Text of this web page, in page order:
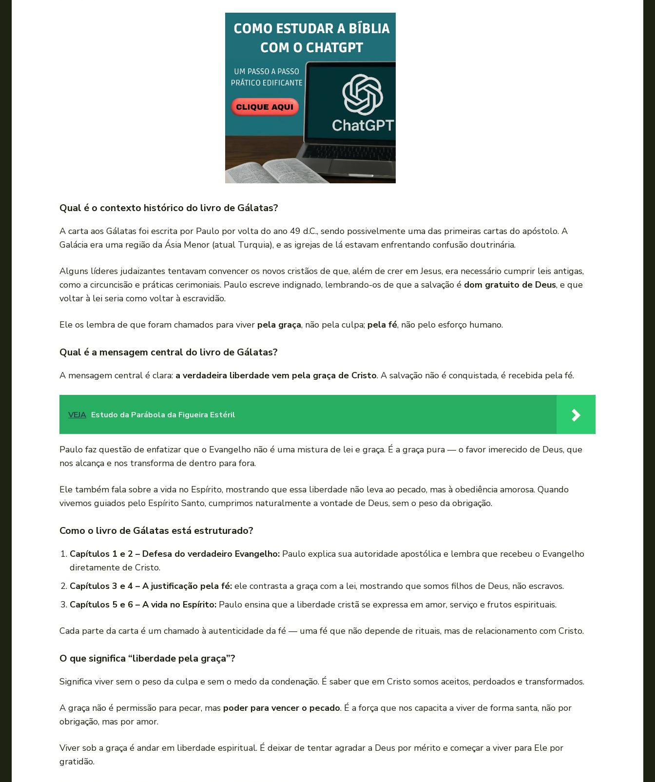
Qual é o contexto histórico do livro de Gálatas?
A carta aos Gálatas foi escrita por Paulo por volta do ano 49 d.C., sendo possivelmente uma das primeiras cartas do apóstolo. A
Galácia era uma região da Ásia Menor (atual Turquia), e as igrejas de lá estavam enfrentando confusão doutrinária.
Alguns líderes judaizantes tentavam convencer os novos cristãos de que, além de crer em Jesus, era necessário cumprir leis antigas,
como a circuncisão e práticas cerimoniais. Paulo escreve indignado, lembrando-os de que a salvação é dom gratuito de Deus, e que
voltar à lei seria como voltar à escravidão.
Ele os lembra de que foram chamados para viver pela graça, não pela culpa; pela fé, não pelo esforço humano.
Qual é a mensagem central do livro de Gálatas?
A mensagem central é clara: a verdadeira liberdade vem pela graça de Cristo. A salvação não é conquistada, é recebida pela fé.
VEJA Estudo da Parábola da Figueira Estéril
Paulo faz questão de enfatizar que o Evangelho não é uma mistura de lei e graça. É a graça pura — o favor imerecido de Deus, que
nos alcança e nos transforma de dentro para fora.
Ele também fala sobre a vida no Espírito, mostrando que essa liberdade não leva ao pecado, mas à obediência amorosa. Quando
vivemos guiados pelo Espírito Santo, cumprimos naturalmente a vontade de Deus, sem o peso da obrigação.
Como o livro de Gálatas está estruturado?
Capítulos 1 e 2 – Defesa do verdadeiro Evangelho: Paulo explica sua autoridade apostólica e lembra que recebeu o Evangelho
diretamente de Cristo.
Capítulos 3 e 4 – A justificação pela fé: ele contrasta a graça com a lei, mostrando que somos filhos de Deus, não escravos.
Capítulos 5 e 6 – A vida no Espírito: Paulo ensina que a liberdade cristã se expressa em amor, serviço e frutos espirituais.
Cada parte da carta é um chamado à autenticidade da fé — uma fé que não depende de rituais, mas de relacionamento com Cristo.
O que significa “liberdade pela graça”?
Significa viver sem o peso da culpa e sem o medo da condenação. É saber que em Cristo somos aceitos, perdoados e transformados.
A graça não é permissão para pecar, mas poder para vencer o pecado. É a força que nos capacita a viver de forma santa, não por
obrigação, mas por amor.
Viver sob a graça é andar em liberdade espiritual. É deixar de tentar agradar a Deus por mérito e começar a viver para Ele por
gratidão.